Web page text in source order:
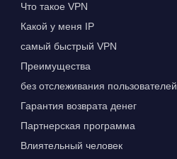
Что такое VPN
Какой у меня IP
самый быстрый VPN
Преимущества
без отслеживания пользователей
Гарантия возврата денег
Партнерская программа
Влиятельный человек